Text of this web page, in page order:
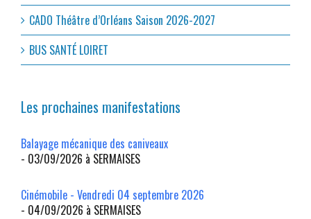
CADO Théâtre d’Orléans Saison 2026-2027
BUS SANTÉ LOIRET
Les prochaines manifestations
Balayage mécanique des caniveaux
- 03/09/2026 à SERMAISES
Cinémobile - Vendredi 04 septembre 2026
- 04/09/2026 à SERMAISES